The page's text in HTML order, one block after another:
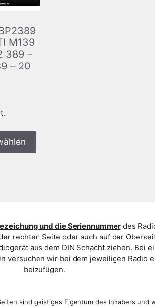
M139
389 –
– 20
und die Seriennummerdes
rechten Seite oder auch auf der
aus dem DIN Schacht ziehen. Bei
versuchen wir bei dem jeweiligen Radio
beizufügen.
sind geistiges Eigentum des Inhabers und